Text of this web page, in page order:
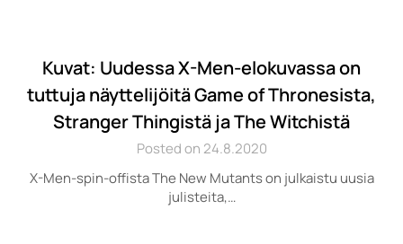
Kuvat: Uudessa X-Men-elokuvassa on
tuttuja näyttelijöitä Game of Thronesista,
Stranger Thingistä ja The Witchistä
Posted on 24.8.2020
X-Men-spin-offista The New Mutants on julkaistu uusia
julisteita,…